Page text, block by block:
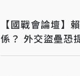
【國戰會論壇】
係？ 外交盜壘恐